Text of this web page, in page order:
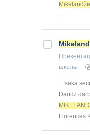
...
школы
... sāka
Daudz
Florences